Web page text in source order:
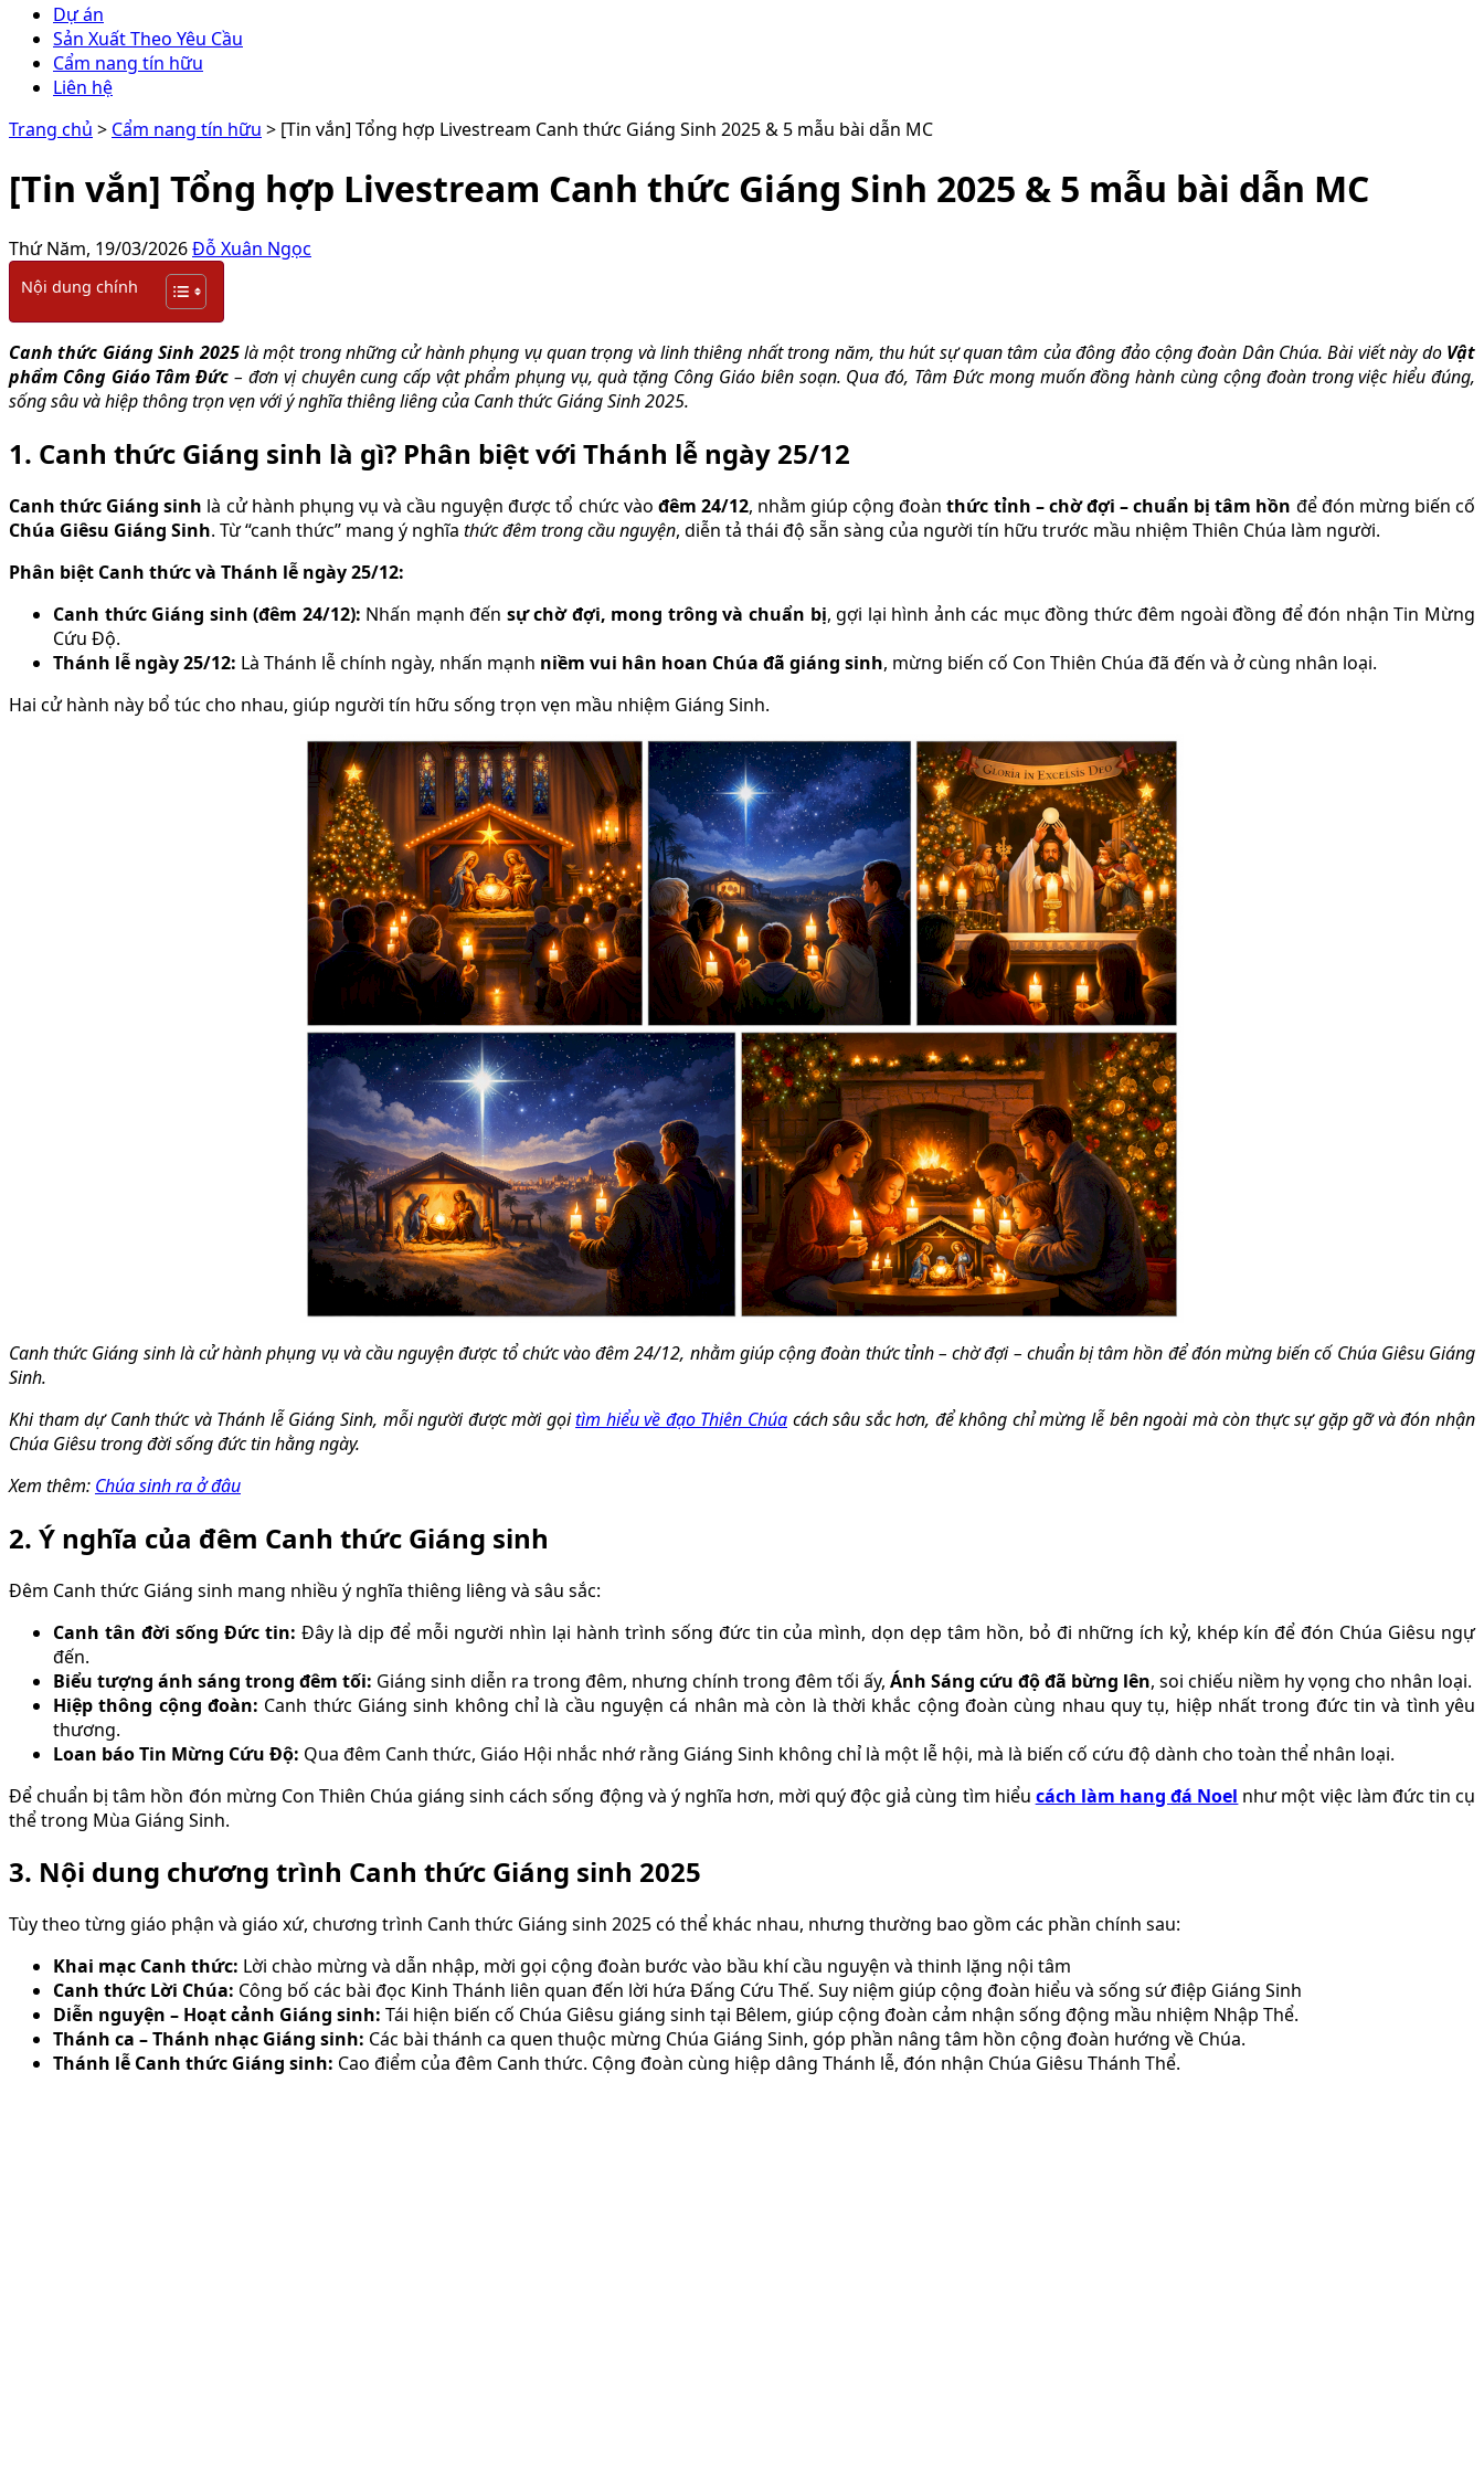
Dự án
Sản Xuất Theo Yêu Cầu
Cẩm nang tín hữu
Liên hệ
Trang chủ > Cẩm nang tín hữu > [Tin vắn] Tổng hợp Livestream Canh thức Giáng Sinh 2025 & 5 mẫu bài dẫn MC
[Tin vắn] Tổng hợp Livestream Canh thức Giáng Sinh 2025 & 5 mẫu bài dẫn MC
Thứ Năm, 19/03/2026Đỗ Xuân Ngọc
Nội dung chính
Canh thức Giáng Sinh 2025là một trong những cử hành phụng vụ quan trọng và linh thiêng nhất trong năm, thu hút sự quan tâm của đông đảo cộng đoàn Dân Chúa. Bài viết này do Vật
phẩm Công Giáo Tâm Đức – đơn vị chuyên cung cấp vật phẩm phụng vụ, quà tặng Công Giáo biên soạn. Qua đó, Tâm Đức mong muốn đồng hành cùng cộng đoàn trong việc hiểu đúng,
sống sâu và hiệp thông trọn vẹn với ý nghĩa thiêng liêng của Canh thức Giáng Sinh 2025.
1. Canh thức Giáng sinh là gì? Phân biệt với Thánh lễ ngày 25/12
Canh thức Giáng sinh là cử hành phụng vụ và cầu nguyện được tổ chức vào đêm 24/12, nhằm giúp cộng đoànthức tỉnh – chờ đợi – chuẩn bị tâm hồn để đón mừng biến cố
Chúa Giêsu Giáng Sinh. Từ “canh thức” mang ý nghĩa thức đêm trong cầu nguyện, diễn tả thái độ sẵn sàng của người tín hữu trước mầu nhiệm Thiên Chúa làm người.
Phân biệt Canh thức và Thánh lễ ngày 25/12:
Canh thức Giáng sinh (đêm 24/12): Nhấn mạnh đến sự chờ đợi, mong trông và chuẩn bị, gợi lại hình ảnh các mục đồng thức đêm ngoài đồng để đón nhận Tin Mừng
Cứu Độ.
Thánh lễ ngày 25/12: Là Thánh lễ chính ngày, nhấn mạnh niềm vui hân hoan Chúa đã giáng sinh, mừng biến cố Con Thiên Chúa đã đến và ở cùng nhân loại.
Hai cử hành này bổ túc cho nhau, giúp người tín hữu sống trọn vẹn mầu nhiệm Giáng Sinh.
Canh thức Giáng sinh là cử hành phụng vụ và cầu nguyện được tổ chức vào đêm 24/12, nhằm giúp cộng đoàn thức tỉnh – chờ đợi – chuẩn bị tâm hồn để đón mừng biến cố Chúa Giêsu Giáng
Sinh.
Khi tham dự Canh thức và Thánh lễ Giáng Sinh, mỗi người được mời gọitìm hiểu về đạo Thiên Chúa cách sâu sắc hơn, để không chỉ mừng lễ bên ngoài mà còn thực sự gặp gỡ và đón nhận
Chúa Giêsu trong đời sống đức tin hằng ngày.
Xem thêm: Chúa sinh ra ở đâu
2. Ý nghĩa của đêm Canh thức Giáng sinh
Đêm Canh thức Giáng sinh mang nhiều ý nghĩa thiêng liêng và sâu sắc:
Canh tân đời sống Đức tin: Đây là dịp để mỗi người nhìn lại hành trình sống đức tin của mình, dọn dẹp tâm hồn, bỏ đi những ích kỷ, khép kín để đón Chúa Giêsu ngự
đến.
Biểu tượng ánh sáng trong đêm tối: Giáng sinh diễn ra trong đêm, nhưng chính trong đêm tối ấy, Ánh Sáng cứu độ đã bừng lên, soi chiếu niềm hy vọng cho nhân loại.
Hiệp thông cộng đoàn: Canh thức Giáng sinh không chỉ là cầu nguyện cá nhân mà còn là thời khắc cộng đoàn cùng nhau quy tụ, hiệp nhất trong đức tin và tình yêu
thương.
Loan báo Tin Mừng Cứu Độ: Qua đêm Canh thức, Giáo Hội nhắc nhớ rằng Giáng Sinh không chỉ là một lễ hội, mà là biến cố cứu độ dành cho toàn thể nhân loại.
Để chuẩn bị tâm hồn đón mừng Con Thiên Chúa giáng sinh cách sống động và ý nghĩa hơn, mời quý độc giả cùng tìm hiểu cách làm hang đá Noel như một việc làm đức tin cụ
thể trong Mùa Giáng Sinh.
3. Nội dung chương trình Canh thức Giáng sinh 2025
Tùy theo từng giáo phận và giáo xứ, chương trình Canh thức Giáng sinh 2025 có thể khác nhau, nhưng thường bao gồm các phần chính sau:
Khai mạc Canh thức: Lời chào mừng và dẫn nhập, mời gọi cộng đoàn bước vào bầu khí cầu nguyện và thinh lặng nội tâm
Canh thức Lời Chúa: Công bố các bài đọc Kinh Thánh liên quan đến lời hứa Đấng Cứu Thế. Suy niệm giúp cộng đoàn hiểu và sống sứ điệp Giáng Sinh
Diễn nguyện – Hoạt cảnh Giáng sinh: Tái hiện biến cố Chúa Giêsu giáng sinh tại Bêlem, giúp cộng đoàn cảm nhận sống động mầu nhiệm Nhập Thể.
Thánh ca – Thánh nhạc Giáng sinh: Các bài thánh ca quen thuộc mừng Chúa Giáng Sinh, góp phần nâng tâm hồn cộng đoàn hướng về Chúa.
Thánh lễ Canh thức Giáng sinh: Cao điểm của đêm Canh thức. Cộng đoàn cùng hiệp dâng Thánh lễ, đón nhận Chúa Giêsu Thánh Thể.